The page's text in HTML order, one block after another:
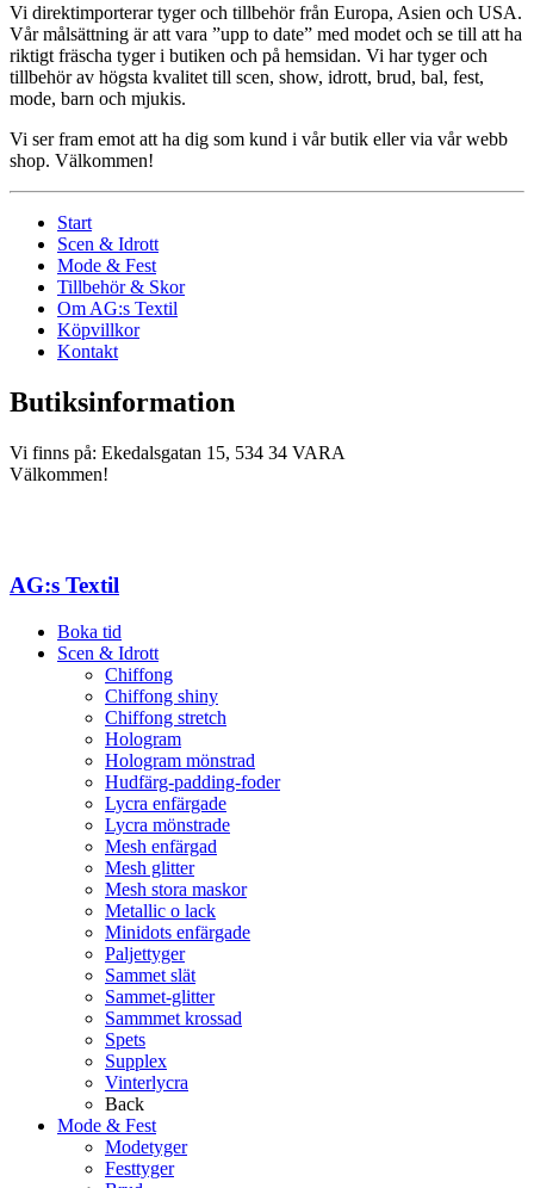
Vi direktimporterar tyger och tillbehör från Europa, Asien och USA.
Vår målsättning är att vara ”upp to date” med modet och se till att ha
riktigt fräscha tyger i butiken och på hemsidan. Vi har tyger och
tillbehör av högsta kvalitet till scen, show, idrott, brud, bal, fest,
mode, barn och mjukis.
Vi ser fram emot att ha dig som kund i vår butik eller via vår webb
shop. Välkommen!
Start
Scen & Idrott
Mode & Fest
Tillbehör & Skor
Om AG:s Textil
Köpvillkor
Kontakt
Butiksinformation
Vi finns på: Ekedalsgatan 15, 534 34 VARA
Välkommen!
AG:s Textil
Boka tid
Scen & Idrott
Chiffong
Chiffong shiny
Chiffong stretch
Hologram
Hologram mönstrad
Hudfärg-padding-foder
Lycra enfärgade
Lycra mönstrade
Mesh enfärgad
Mesh glitter
Mesh stora maskor
Metallic o lack
Minidots enfärgade
Paljettyger
Sammet slät
Sammet-glitter
Sammmet krossad
Spets
Supplex
Vinterlycra
Back
Mode & Fest
Modetyger
Festtyger